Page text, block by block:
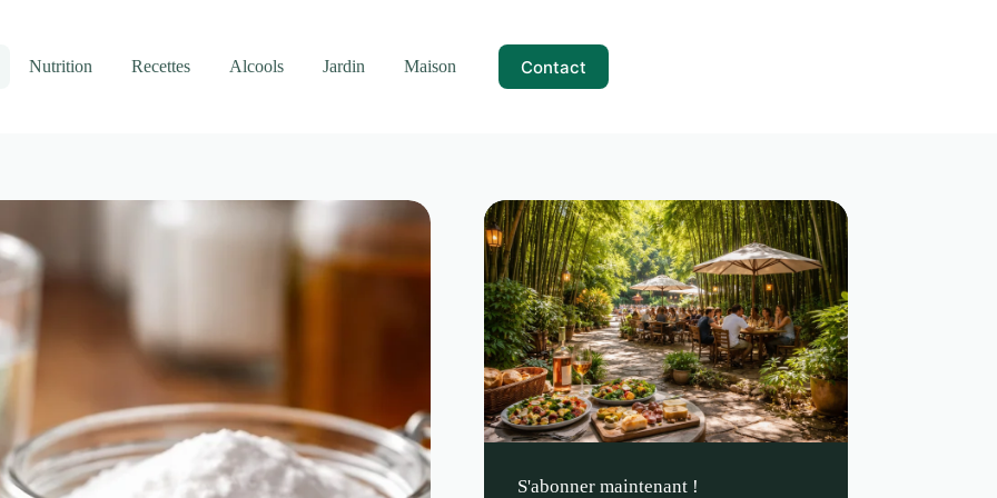
Nutrition Recettes Alcools Jardin Maison Contact
S'abonner maintenant !